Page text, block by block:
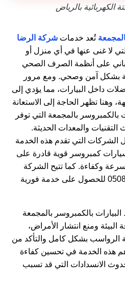
بالرياض
تُعد خدماتشركة الرضا
لا غنى عنها في أي منزل أو
على أنظمة الصرف الصحي
بشكل آمن وصحي. ومع مرور
داخل البيارات، مما يؤدي إلى
وهنا تظهر الحاجة إلى الاستعانة
بالمجمعة التي توفر
التقنيات والمعدات الحديثة.
التي تقدم هذه الخدمة
كمبروسر قوية قادرة على
وكفاءة. كما تتيح الشركة
التواصل عبر الرقم 0508563441 للحصول على خدمة فورية
بالكمبروسر بالمجمعة
ومنع انتشار الأمراض،
الرواسب بشكل كامل والتأكد من
هذه الخدمة في تحسين كفاءة
الانسدادات التي قد تسبب